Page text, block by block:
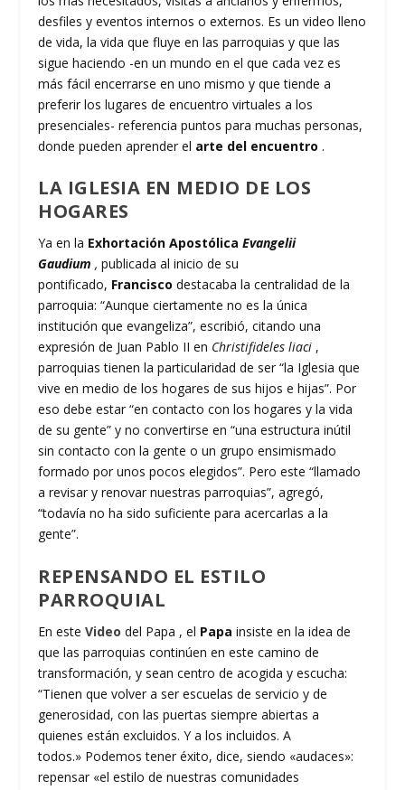
desfiles y eventos internos o externos. Es un video lleno
de vida, la vida que fluye en las parroquias y que las
sigue haciendo -en un mundo en el que cada vez es
más fácil encerrarse en uno mismo y que tiende a
preferir los lugares de encuentro virtuales a los
presenciales- referencia puntos para muchas personas,
donde pueden aprender el arte del encuentro .
LA IGLESIA EN MEDIO DE LOS
HOGARES
Ya en la Exhortación ApostólicaEvangelii
Gaudium , publicada al inicio de su
pontificado, Francisco destacaba la centralidad de la
parroquia: “Aunque ciertamente no es la única
institución que evangeliza”, escribió, citando una
expresión de Juan Pablo II en Christifideles liaci ,
parroquias tienen la particularidad de ser “la Iglesia que
vive en medio de los hogares de sus hijos e hijas”. Por
eso debe estar “en contacto con los hogares y la vida
de su gente” y no convertirse en “una estructura inútil
sin contacto con la gente o un grupo ensimismado
formado por unos pocos elegidos”. Pero este “llamado
a revisar y renovar nuestras parroquias”, agregó,
“todavía no ha sido suficiente para acercarlas a la
gente”.
REPENSANDO EL ESTILO
PARROQUIAL
En esteVideo del Papa , el Papa insiste en la idea de
que las parroquias continúen en este camino de
transformación, y sean centro de acogida y escucha:
“Tienen que volver a ser escuelas de servicio y de
generosidad, con las puertas siempre abiertas a
quienes están excluidos. Y a los incluidos. A
todos.» Podemos tener éxito, dice, siendo «audaces»:
repensar «el estilo de nuestras comunidades